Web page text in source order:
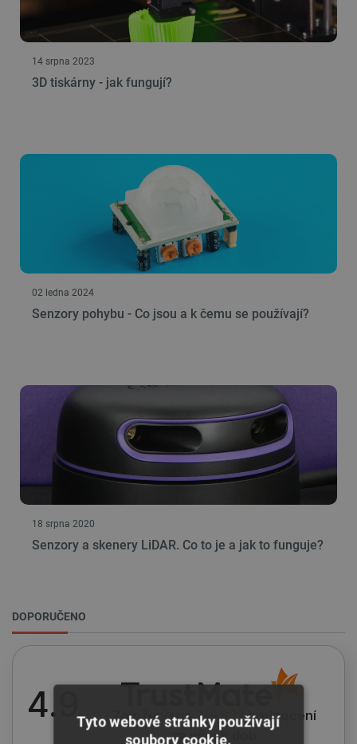
DOPORUČENO
4.9 Založeno na 114 922hodnocení
ze všech dob
14 srpna 2023
3D tiskárny - jak fungují?
02 ledna 2024
Senzory pohybu - Co jsou a k čemu se používají?
18 srpna 2020
Senzory a skenery LiDAR. Co to je a jak to funguje?
Tyto webové stránky používají
soubory cookie.